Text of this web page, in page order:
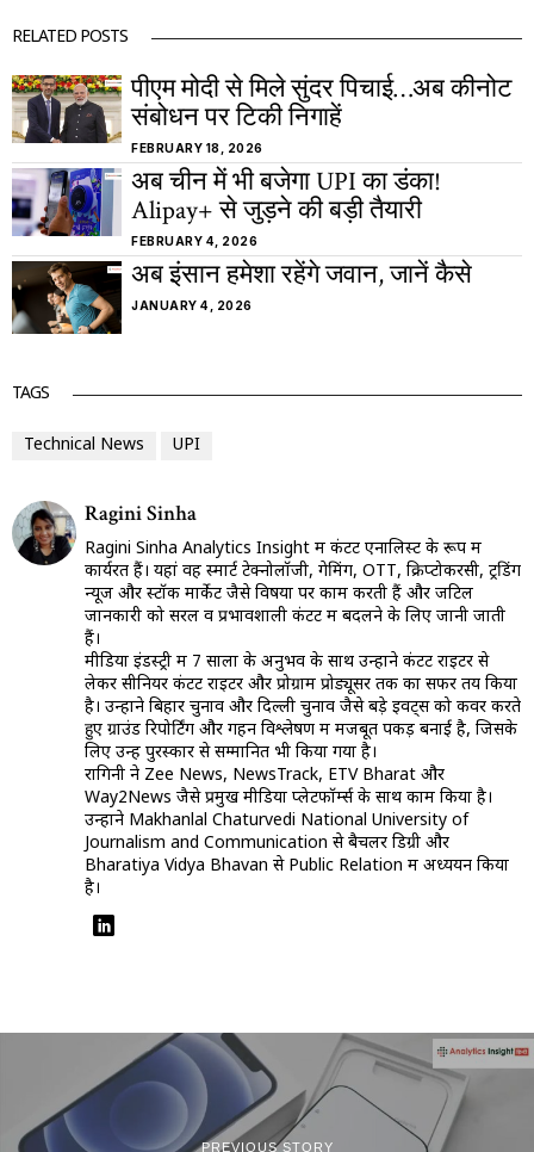
RELATED POSTS
पीएम मोदी से मिले सुंदर पिचाई…अब कीनोट
संबोधन पर टिकी निगाहें
FEBRUARY 18, 2026
अब चीन में भी बजेगा UPI का डंका!
Alipay+ से जुड़ने की बड़ी तैयारी
FEBRUARY 4, 2026
अब इंसान हमेशा रहेंगे जवान, जानें कैसे
JANUARY 4, 2026
TAGS
Technical News UPI
Ragini Sinha
Ragini Sinha Analytics Insight में कंटेंट एनालिस्ट के रूप में
कार्यरत हैं। यहां वह स्मार्ट टेक्नोलॉजी, गेमिंग, OTT, क्रिप्टोकरेंसी, ट्रेंडिंग
न्यूज और स्टॉक मार्केट जैसे विषयों पर काम करती हैं और जटिल
जानकारी को सरल व प्रभावशाली कंटेंट में बदलने के लिए जानी जाती
हैं।
मीडिया इंडस्ट्री में 7 सालों के अनुभव के साथ उन्होंने कंटेंट राइटर से
लेकर सीनियर कंटेंट राइटर और प्रोग्राम प्रोड्यूसर तक का सफर तय किया
है। उन्होंने बिहार चुनाव और दिल्ली चुनाव जैसे बड़े इवेंट्स को कवर करते
हुए ग्राउंड रिपोर्टिंग और गहन विश्लेषण में मजबूत पकड़ बनाई है, जिसके
लिए उन्हें पुरस्कार से सम्मानित भी किया गया है।
रागिनी ने Zee News, NewsTrack, ETV Bharat और
Way2News जैसे प्रमुख मीडिया प्लेटफॉर्म्स के साथ काम किया है।
उन्होंने Makhanlal Chaturvedi National University of
Journalism and Communication से बैचलर डिग्री और
Bharatiya Vidya Bhavan से Public Relation में अध्ययन किया
है।
PREVIOUS STORY